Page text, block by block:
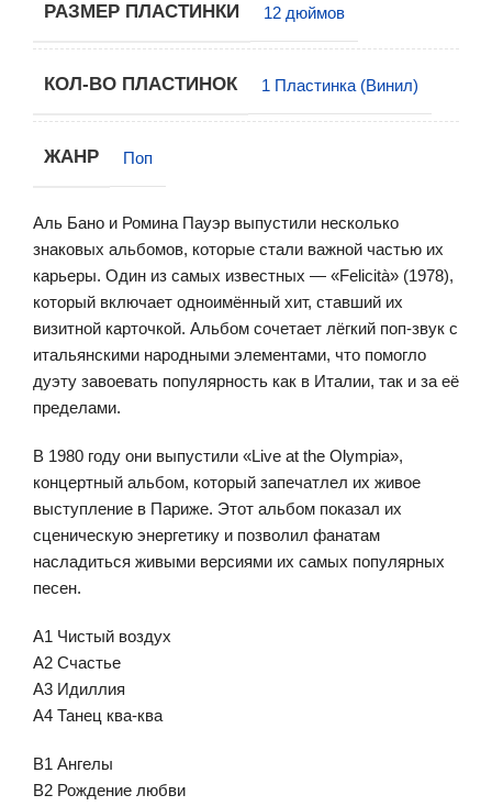
РАЗМЕР ПЛАСТИНКИ 12 дюймов
КОЛ-ВО ПЛАСТИНОК 1 Пластинка (Винил)
ЖАНР Поп
Аль Бано и Ромина Пауэр выпустили несколько
знаковых альбомов, которые стали важной частью их
карьеры. Один из самых известных — «Felicità» (1978),
который включает одноимённый хит, ставший их
визитной карточкой. Альбом сочетает лёгкий поп-звук с
итальянскими народными элементами, что помогло
дуэту завоевать популярность как в Италии, так и за её
пределами.
В 1980 году они выпустили «Live at the Olympia»,
концертный альбом, который запечатлел их живое
выступление в Париже. Этот альбом показал их
сценическую энергетику и позволил фанатам
насладиться живыми версиями их самых популярных
песен.
A1 Чистый воздух
A2 Счастье
A3 Идиллия
A4 Танец ква-ква
B1 Ангелы
B2 Рождение любви